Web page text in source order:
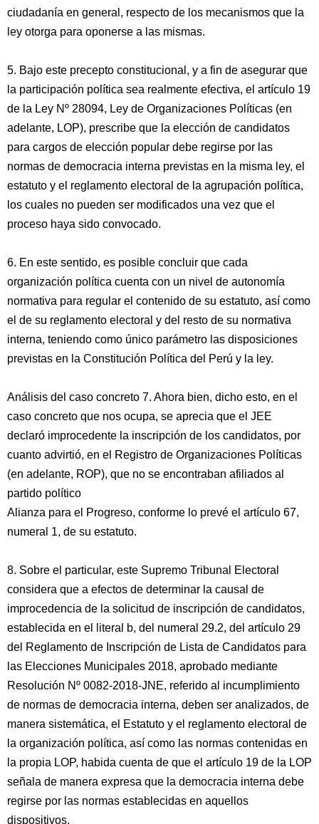
ciudadanía en general, respecto de los mecanismos que la
ley otorga para oponerse a las mismas.
5. Bajo este precepto constitucional, y a fin de asegurar que
la participación política sea realmente efectiva, el artículo 19
de la Ley Nº 28094, Ley de Organizaciones Políticas (en
adelante, LOP), prescribe que la elección de candidatos
para cargos de elección popular debe regirse por las
normas de democracia interna previstas en la misma ley, el
estatuto y el reglamento electoral de la agrupación política,
los cuales no pueden ser modificados una vez que el
proceso haya sido convocado.
6. En este sentido, es posible concluir que cada
organización política cuenta con un nivel de autonomía
normativa para regular el contenido de su estatuto, así como
el de su reglamento electoral y del resto de su normativa
interna, teniendo como único parámetro las disposiciones
previstas en la Constitución Política del Perú y la ley.
Análisis del caso concreto 7. Ahora bien, dicho esto, en el
caso concreto que nos ocupa, se aprecia que el JEE
declaró improcedente la inscripción de los candidatos, por
cuanto advirtió, en el Registro de Organizaciones Políticas
(en adelante, ROP), que no se encontraban afiliados al
partido político
Alianza para el Progreso, conforme lo prevé el artículo 67,
numeral 1, de su estatuto.
8. Sobre el particular, este Supremo Tribunal Electoral
considera que a efectos de determinar la causal de
improcedencia de la solicitud de inscripción de candidatos,
establecida en el literal b, del numeral 29.2, del artículo 29
del Reglamento de Inscripción de Lista de Candidatos para
las Elecciones Municipales 2018, aprobado mediante
Resolución Nº 0082-2018-JNE, referido al incumplimiento
de normas de democracia interna, deben ser analizados, de
manera sistemática, el Estatuto y el reglamento electoral de
la organización política, así como las normas contenidas en
la propia LOP, habida cuenta de que el artículo 19 de la LOP
señala de manera expresa que la democracia interna debe
regirse por las normas establecidas en aquellos
dispositivos.